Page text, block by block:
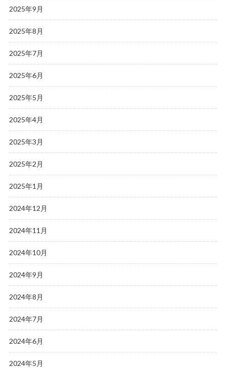
2025年9月
2025年8月
2025年7月
2025年6月
2025年5月
2025年4月
2025年3月
2025年2月
2025年1月
2024年12月
2024年11月
2024年10月
2024年9月
2024年8月
2024年7月
2024年6月
2024年5月